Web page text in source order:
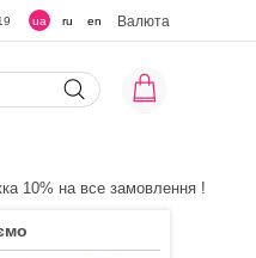
ua ru en Валюта
10% на все замовлення !